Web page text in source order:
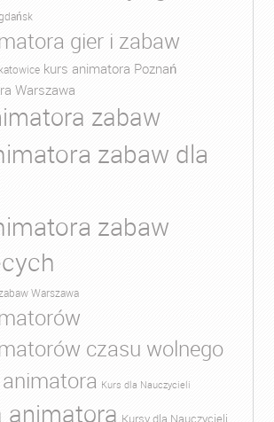
gier i zabaw
kurs animatora Poznań
Warszawa
zabaw
zabaw dla
zabaw
Warszawa
czasu wolnego
Kurs dla Nauczycieli
animatora Kursy dla Nauczycieli